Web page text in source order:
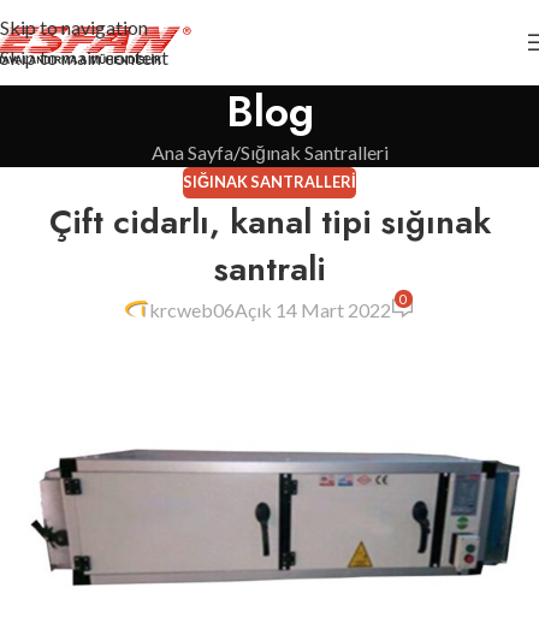
Skip to navigation
Skip to main content
Blog
Ana Sayfa Sığınak Santralleri
SIĞINAK SANTRALLERI
Çift cidarlı, kanal tipi sığınak
santrali
krcweb06Açık 14 Mart 2022 0